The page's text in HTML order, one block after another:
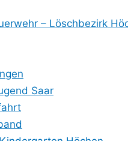
– Löschbezirk
Saar